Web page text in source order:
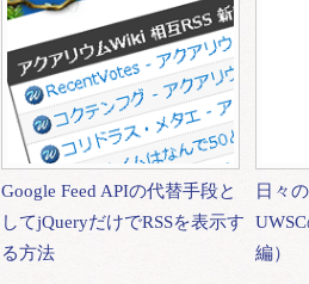
Google Feed APIの代替手段と
してjQueryだけでRSSを表示す
る方法
日々
編）